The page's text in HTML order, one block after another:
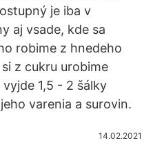
je iba v
aj vsade, kde sa
robime z hnedeho
z cukru urobime
1,5 - 2 šálky
varenia a surovin.
14.02.2021